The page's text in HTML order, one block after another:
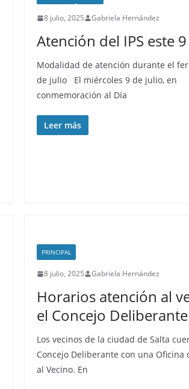
8 julio, 2025 Gabriela Hernández
Atención del IPS este
Modalidad de atención durante el
de julio El miércoles 9 de julio, en
conmemoración al Día
Leer más
PRINCIPAL
8 julio, 2025 Gabriela Hernández
Horarios atención al
el Concejo Deliberante
Los vecinos de la ciudad de Salta
Concejo Deliberante con una Oficina
al Vecino. En